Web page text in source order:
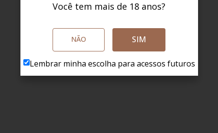
Você tem mais de 18 anos?
NÃO SIM
Lembrar minha escolha para acessos futuros